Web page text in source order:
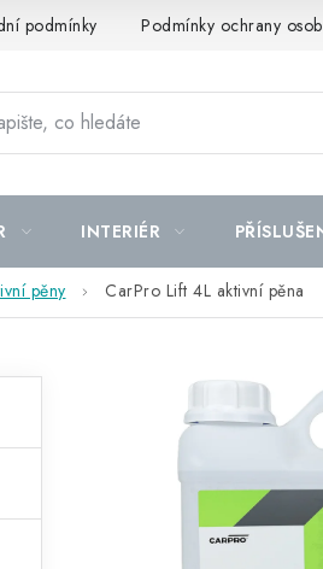
podmínky Podmínky ochrany
INTERIÉR
pěny CarPro Lift 4L aktivní pěna